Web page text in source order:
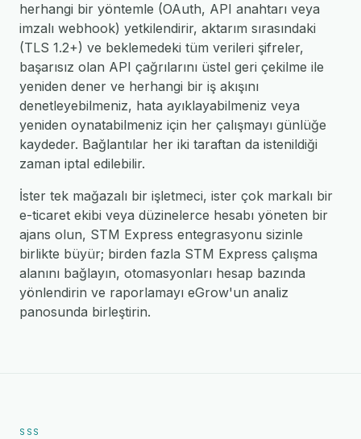
herhangi bir yöntemle (OAuth, API anahtarı veya
imzalı webhook) yetkilendirir, aktarım sırasındaki
(TLS 1.2+) ve beklemedeki tüm verileri şifreler,
başarısız olan API çağrılarını üstel geri çekilme ile
yeniden dener ve herhangi bir iş akışını
denetleyebilmeniz, hata ayıklayabilmeniz veya
yeniden oynatabilmeniz için her çalışmayı günlüğe
kaydeder. Bağlantılar her iki taraftan da istenildiği
zaman iptal edilebilir.
İster tek mağazalı bir işletmeci, ister çok markalı bir
e-ticaret ekibi veya düzinelerce hesabı yöneten bir
ajans olun, STM Express entegrasyonu sizinle
birlikte büyür; birden fazla STM Express çalışma
alanını bağlayın, otomasyonları hesap bazında
yönlendirin ve raporlamayı eGrow'un analiz
panosunda birleştirin.
SSS